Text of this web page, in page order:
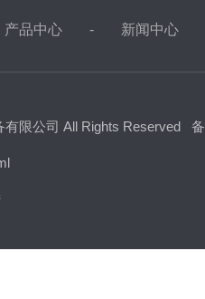
产品中心 新闻中心
限公司 All Rights Reserved